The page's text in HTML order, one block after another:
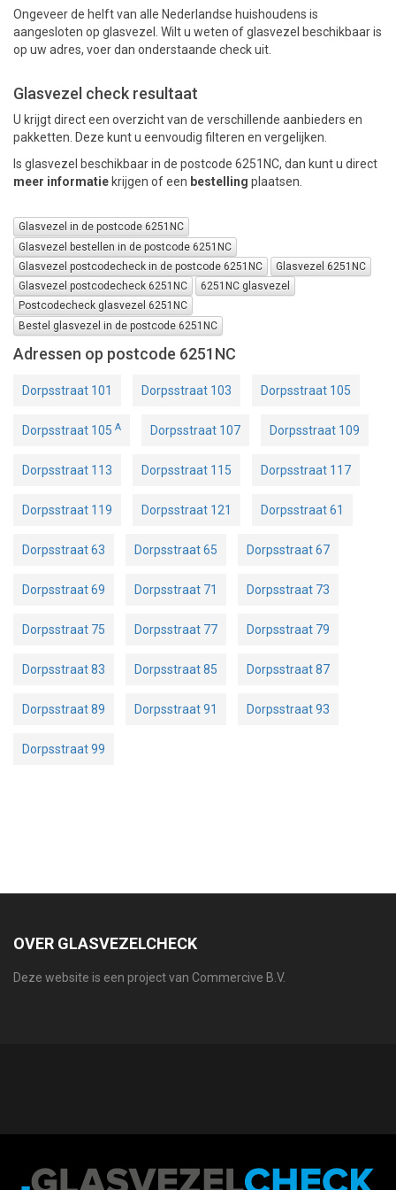
Ongeveer de helft van alle Nederlandse huishoudens is
aangesloten op glasvezel. Wilt u weten of glasvezel beschikbaar is
op uw adres, voer dan onderstaande check uit.
Glasvezel check resultaat
U krijgt direct een overzicht van de verschillende aanbieders en
pakketten. Deze kunt u eenvoudig filteren en vergelijken.
Is glasvezel beschikbaar in de postcode 6251NC, dan kunt u direct
meer informatie krijgen of een bestelling plaatsen.
Glasvezel in de postcode 6251NC
Glasvezel bestellen in de postcode 6251NC
Glasvezel postcodecheck in de postcode 6251NC
Glasvezel 6251NC
Glasvezel postcodecheck 6251NC
6251NC glasvezel
Postcodecheck glasvezel 6251NC
Bestel glasvezel in de postcode 6251NC
Adressen op postcode 6251NC
Dorpsstraat 101 Dorpsstraat 103 Dorpsstraat 105
Dorpsstraat 105 A Dorpsstraat 107 Dorpsstraat 109
Dorpsstraat 113 Dorpsstraat 115 Dorpsstraat 117
Dorpsstraat 119 Dorpsstraat 121 Dorpsstraat 61
Dorpsstraat 63 Dorpsstraat 65 Dorpsstraat 67
Dorpsstraat 69 Dorpsstraat 71 Dorpsstraat 73
Dorpsstraat 75 Dorpsstraat 77 Dorpsstraat 79
Dorpsstraat 83 Dorpsstraat 85 Dorpsstraat 87
Dorpsstraat 89 Dorpsstraat 91 Dorpsstraat 93
Dorpsstraat 99
OVER GLASVEZELCHECK
Deze website is een project van Commercive B.V.